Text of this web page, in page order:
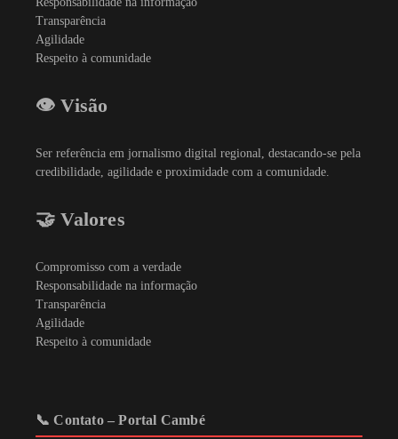
Transparência
Agilidade
Respeito à comunidade
👁️ Visão
Ser referência em jornalismo digital regional, destacando-se pela
credibilidade, agilidade e proximidade com a comunidade.
🤝 Valores
Compromisso com a verdade
Responsabilidade na informação
Transparência
Agilidade
Respeito à comunidade
📞 Contato – Portal Cambé